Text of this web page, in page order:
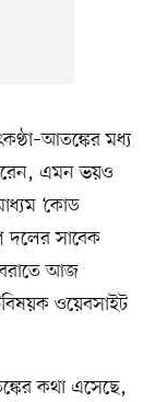
মধ্য
এমন ভয়ও
‘কোড
দলের সাবেক
আজ
ওয়েবসাইট
কথা এসেছে,